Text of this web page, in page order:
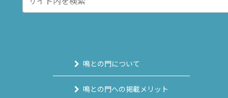
鳴との門について
鳴との門への掲載メリット